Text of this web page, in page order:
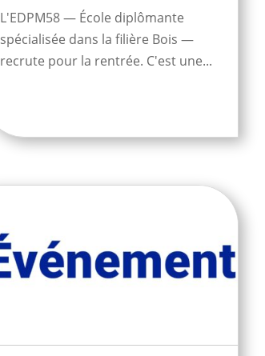
L'EDPM58 — École diplômante
spécialisée dans la filière Bois —
recrute pour la rentrée. C'est une...